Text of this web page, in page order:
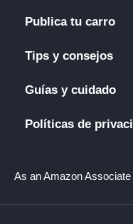
Publica tu carro
Tips y consejos
Guías y cuidado
Políticas de
As an Amazon